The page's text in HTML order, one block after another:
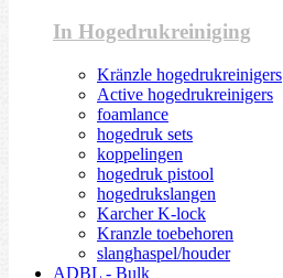
In Hogedrukreiniging
Kränzle hogedrukreinigers
Active hogedrukreinigers
foamlance
hogedruk sets
koppelingen
hogedruk pistool
hogedrukslangen
Karcher K-lock
Kranzle toebehoren
slanghaspel/houder
ADBL - Bulk